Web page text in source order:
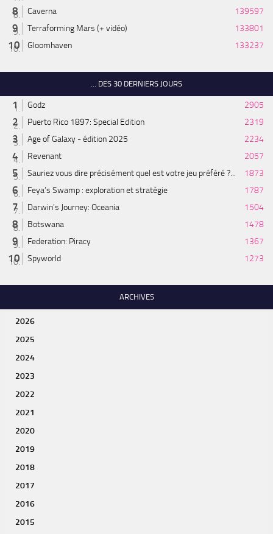
Caverna
139597
Terraforming Mars (+ vidéo)
133801
Gloomhaven
133237
... DES 30 DERNIERS JOURS
Godz
2905
Puerto Rico 1897: Special Edition
2319
Age of Galaxy - édition 2025
2234
Revenant
2057
Sauriez vous dire précisément quel est votre jeu préféré ?...
1873
Feya’s Swamp : exploration et stratégie
1787
Darwin's Journey: Oceania
1504
Botswana
1478
Federation: Piracy
1367
Spyworld
1273
ARCHIVES
2026
2025
2024
2023
2022
2021
2020
2019
2018
2017
2016
2015